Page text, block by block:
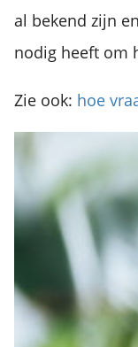
al bekend zijn
nodig heeft om
Zie ook: hoe